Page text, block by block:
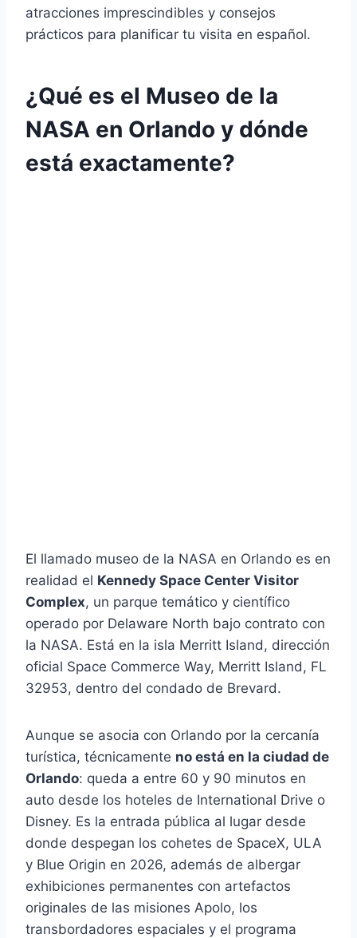
atracciones imprescindibles y consejos
prácticos para planificar tu visita en español.
¿Qué es el Museo de la
NASA en Orlando y dónde
está exactamente?
El llamado museo de la NASA en Orlando es en
realidad el Kennedy Space Center Visitor
Complex, un parque temático y científico
operado por Delaware North bajo contrato con
la NASA. Está en la isla Merritt Island, dirección
oficial Space Commerce Way, Merritt Island, FL
32953, dentro del condado de Brevard.
Aunque se asocia con Orlando por la cercanía
turística, técnicamente no está en la ciudad de
Orlando: queda a entre 60 y 90 minutos en
auto desde los hoteles de International Drive o
Disney. Es la entrada pública al lugar desde
donde despegan los cohetes de SpaceX, ULA
y Blue Origin en 2026, además de albergar
exhibiciones permanentes con artefactos
originales de las misiones Apolo, los
transbordadores espaciales y el programa